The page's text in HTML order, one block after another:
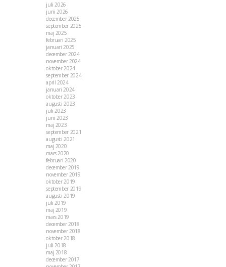
juli 2026
juni 2026
december 2025
september 2025
maj 2025
februari 2025
januari 2025
december 2024
november 2024
oktober 2024
september 2024
april 2024
januari 2024
oktober 2023
augusti 2023
juli 2023
juni 2023
maj 2023
september 2021
augusti 2021
maj 2020
mars 2020
februari 2020
december 2019
november 2019
oktober 2019
september 2019
augusti 2019
juli 2019
maj 2019
mars 2019
december 2018
november 2018
oktober 2018
juli 2018
maj 2018
december 2017